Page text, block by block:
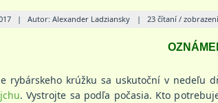
| Autor: Alexander Ladziansky | 23 čítaní / zobrazení
rybárskeho krúžku sa uskutoční v nedeľu
. Vystrojte sa podľa počasia. Kto